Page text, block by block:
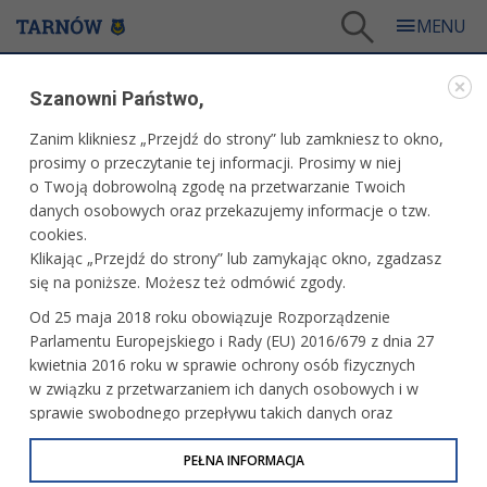
Finał indywidualnych Mistrzostw Europy na żużlu
WARTO ZOBACZYĆ
FINAŁ INDYWIDUALNYCH MISTRZOSTW EUROPY
NA ŻUŻLU
25 września 2010 r.fot. Paweł Topolski
Szanowni Państwo,
Zanim klikniesz „Przejdź do strony” lub zamkniesz to okno,
prosimy o przeczytanie tej informacji. Prosimy w niej
o Twoją dobrowolną zgodę na przetwarzanie Twoich
danych osobowych oraz przekazujemy informacje o tzw.
cookies.
Klikając „Przejdź do strony” lub zamykając okno, zgadzasz
się na poniższe. Możesz też odmówić zgody.
Od 25 maja 2018 roku obowiązuje Rozporządzenie
Parlamentu Europejskiego i Rady (EU) 2016/679 z dnia 27
kwietnia 2016 roku w sprawie ochrony osób fizycznych
w związku z przetwarzaniem ich danych osobowych i w
sprawie swobodnego przepływu takich danych oraz
uchylenia dyrektywy 95/46/WE (określane jako RODO, GDPR
lub Ogólne Rozporządzenie o Ochronie Danych
PEŁNA INFORMACJA